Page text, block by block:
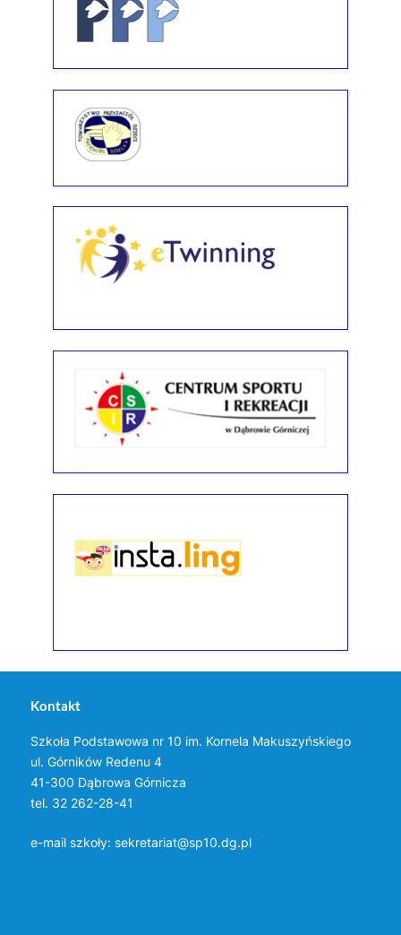
Kontakt
Szkoła Podstawowa nr 10 im. Kornela Makuszyńskiego
ul. Górników Redenu 4
41-300 Dąbrowa Górnicza
tel. 32 262-28-41
e-mail szkoły: sekretariat@sp10.dg.pl